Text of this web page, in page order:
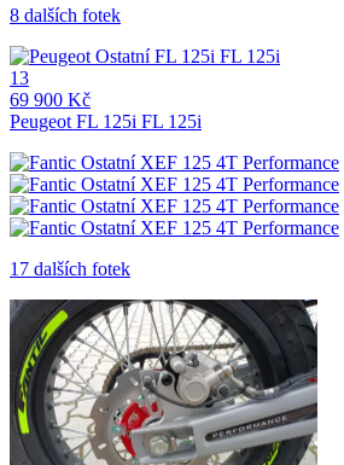
8 dalších fotek
13
69 900 Kč
Peugeot FL 125i FL 125i
17 dalších fotek